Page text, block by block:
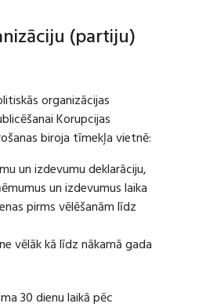
(partiju)
organizācijas
Korupcijas
biroja tīmekļa vietnē:
un izdevumu deklarāciju,
un izdevumus laika
pirms vēlēšanām līdz
vēlāk kā līdz nākamā gada
30 dienu laikā pēc